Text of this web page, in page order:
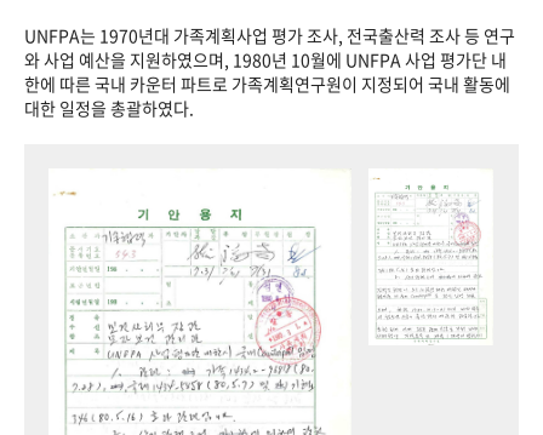
UNFPA는 1970년대 가족계획사업 평가 조사, 전국출산력 조사 등 연구
와 사업 예산을 지원하였으며, 1980년 10월에 UNFPA 사업 평가단 내
한에 따른 국내 카운터 파트로 가족계획연구원이 지정되어 국내 활동에
대한 일정을 총괄하였다.